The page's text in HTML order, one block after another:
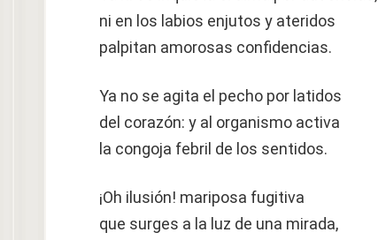
ni en los labios enjutos y ateridos
palpitan amorosas confidencias.
Ya no se agita el pecho por latidos
del corazón: y al organismo activa
la congoja febril de los sentidos.
¡Oh ilusión! mariposa fugitiva
que surges a la luz de una mirada,